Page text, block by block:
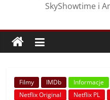
SkyShowtime i
Filmy IMDb Informacje
Netflix Original
Netflix PL